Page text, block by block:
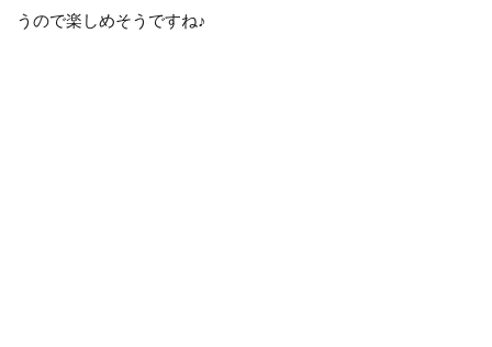
うので楽しめそうですね♪